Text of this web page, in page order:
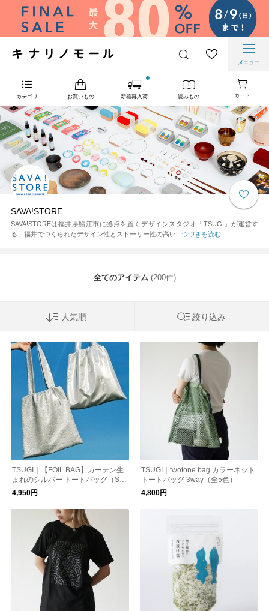
メニュー
カテゴリ お買いもの 新着再入荷 読みもの カート
SAVA!STORE
SAVA!STOREは福井県鯖江市に拠点を置くデザインスタジオ「TSUGI」が運営す
る、福井でつくられたデザイン性とストーリー性の高い... つづきを読む
全てのアイテム (200件)
人気順 絞り込み
TSUGI｜【FOIL BAG】カーテン生
まれのシルバー トートバッグ（SHI
WA/FLAT）
4,950円
TSUGI｜twotone bag カラーネット
トートバッグ 3way（全5色）
4,800円